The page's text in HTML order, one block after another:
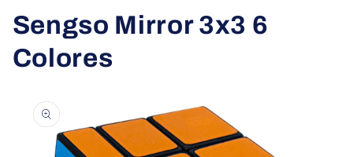
Sengso Mirror 3x3 6
Colores
información
del producto